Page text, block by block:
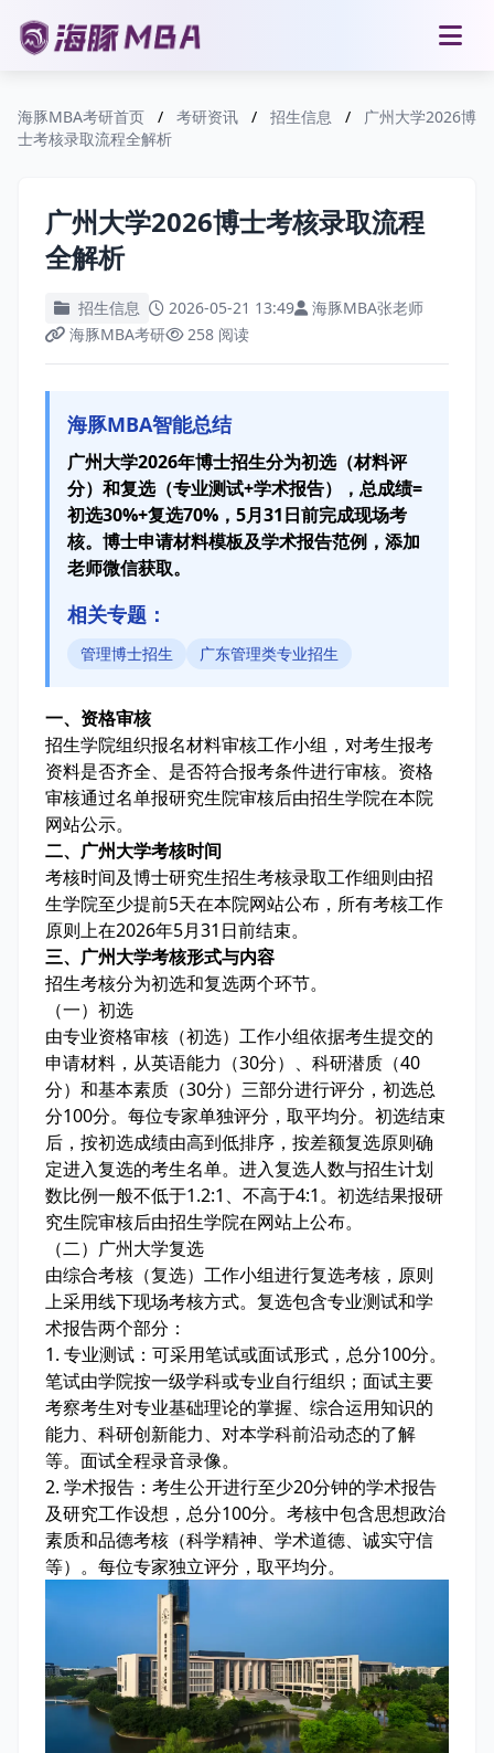
海豚MBA考研首页 / 考研资讯 / 招生信息 /
广州大学2026博
士考核录取流程全解析
广州大学2026博士考核录取流程
全解析
招生信息 2026-05-21 13:49
海豚MBA张老师
海豚MBA考研
258 阅读
海豚MBA智能总结
广州大学2026年博士招生分为初选（材料评
分）和复选（专业测试+学术报告），总成绩=
初选30%+复选70%，5月31日前完成现场考
核。博士申请材料模板及学术报告范例，添加
老师微信获取。
相关专题：
管理博士招生 广东管理类专业招生
一、资格审核
招生学院组织报名材料审核工作小组，对考生报考
资料是否齐全、是否符合报考条件进行审核。资格
审核通过名单报研究生院审核后由招生学院在本院
网站公示。
二、广州大学考核时间
考核时间及博士研究生招生考核录取工作细则由招
生学院至少提前5天在本院网站公布，所有考核工作
原则上在2026年5月31日前结束。
三、广州大学考核形式与内容
招生考核分为初选和复选两个环节。
（一）初选
由专业资格审核（初选）工作小组依据考生提交的
申请材料，从英语能力（30分）、科研潜质（40
分）和基本素质（30分）三部分进行评分，初选总
分100分。每位专家单独评分，取平均分。初选结束
后，按初选成绩由高到低排序，按差额复选原则确
定进入复选的考生名单。进入复选人数与招生计划
数比例一般不低于1.2:1、不高于4:1。初选结果报研
究生院审核后由招生学院在网站上公布。
（二）广州大学复选
由综合考核（复选）工作小组进行复选考核，原则
上采用线下现场考核方式。复选包含专业测试和学
术报告两个部分：
1. 专业测试：可采用笔试或面试形式，总分100分。
笔试由学院按一级学科或专业自行组织；面试主要
考察考生对专业基础理论的掌握、综合运用知识的
能力、科研创新能力、对本学科前沿动态的了解
等。面试全程录音录像。
2. 学术报告：考生公开进行至少20分钟的学术报告
及研究工作设想，总分100分。考核中包含思想政治
素质和品德考核（科学精神、学术道德、诚实守信
等）。每位专家独立评分，取平均分。